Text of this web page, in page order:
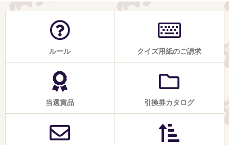
ルール クイズ用紙のご請求
当選賞品 引換券カタログ